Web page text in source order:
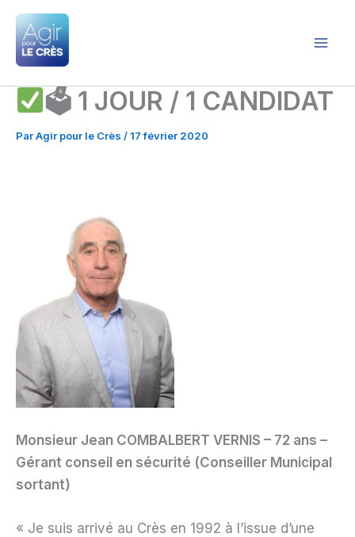
Aller
contenu
🗳 1 JOUR / 1 CANDIDAT
ParAgir pour le Crès /17 février 2020
Monsieur Jean COMBALBERT VERNIS – 72 ans –
Gérant conseil en sécurité (Conseiller Municipal
sortant)
« Je suis arrivé au Crès en 1992 à l’issue d’une